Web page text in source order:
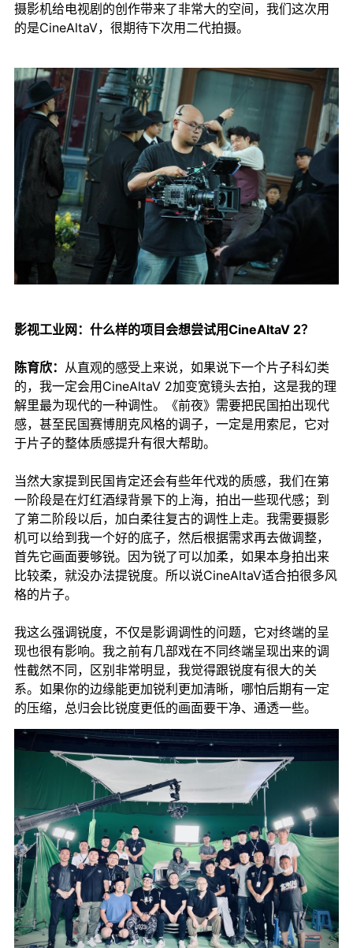
摄影机给电视剧的创作带来了非常大的空间，我们这次用
的是CineAltaV，很期待下次用二代拍摄。
影视工业网：什么样的项目会想尝试用CineAltaV 2？
陈育欣： 从直观的感受上来说，如果说下一个片子科幻类
的，我一定会用CineAltaV 2加变宽镜头去拍，这是我的理
解里最为现代的一种调性。《前夜》需要把民国拍出现代
感，甚至民国赛博朋克风格的调子，一定是用索尼，它对
于片子的整体质感提升有很大帮助。
当然大家提到民国肯定还会有些年代戏的质感，我们在第
一阶段是在灯红酒绿背景下的上海，拍出一些现代感；到
了第二阶段以后，加白柔往复古的调性上走。我需要摄影
机可以给到我一个好的底子，然后根据需求再去做调整，
首先它画面要够锐。因为锐了可以加柔，如果本身拍出来
比较柔，就没办法提锐度。所以说CineAltaV适合拍很多风
格的片子。
我这么强调锐度，不仅是影调调性的问题，它对终端的呈
现也很有影响。我之前有几部戏在不同终端呈现出来的调
性截然不同，区别非常明显，我觉得跟锐度有很大的关
系。如果你的边缘能更加锐利更加清晰，哪怕后期有一定
的压缩，总归会比锐度更低的画面要干净、通透一些。